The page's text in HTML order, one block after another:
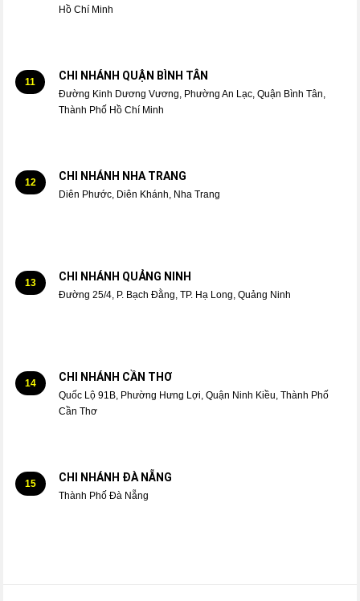
Hồ Chí Minh
11 CHI NHÁNH QUẬN BÌNH TÂN
Đường Kinh Dương Vương, Phường An Lạc, Quận Bình Tân,
Thành Phố Hồ Chí Minh
12 CHI NHÁNH NHA TRANG
Diên Phước, Diên Khánh, Nha Trang
13 CHI NHÁNH QUẢNG NINH
Đường 25/4, P. Bạch Đằng, TP. Hạ Long, Quảng Ninh
14 CHI NHÁNH CẦN THƠ
Quốc Lộ 91B, Phường Hưng Lợi, Quận Ninh Kiều, Thành Phố
Cần Thơ
15 CHI NHÁNH ĐÀ NẴNG
Thành Phố Đà Nẵng